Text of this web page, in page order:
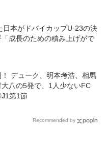
日本がドバイカップU-23の決
成長のための積み上げがで
デューク、明本考浩、相馬
八の5発で、1人少ないFC
第1節
Recommended by